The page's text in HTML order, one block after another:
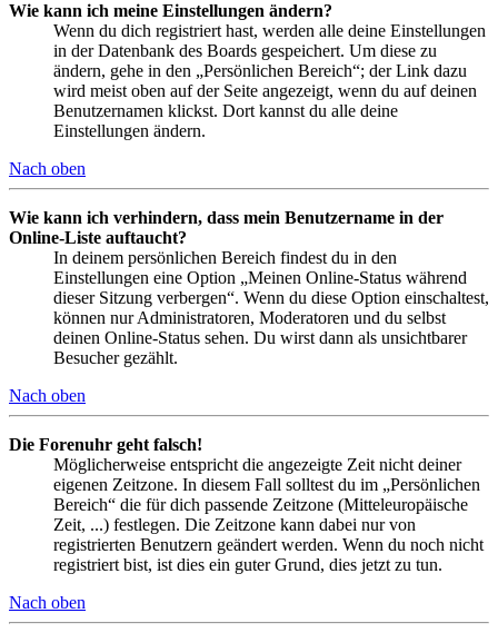
Wie kann ich meine Einstellungen ändern?
Wenn du dich registriert hast, werden alle deine Einstellungen
in der Datenbank des Boards gespeichert. Um diese zu
ändern, gehe in den „Persönlichen Bereich“; der Link dazu
wird meist oben auf der Seite angezeigt, wenn du auf deinen
Benutzernamen klickst. Dort kannst du alle deine
Einstellungen ändern.
Nach oben
Wie kann ich verhindern, dass mein Benutzername in der
Online-Liste auftaucht?
In deinem persönlichen Bereich findest du in den
Einstellungen eine Option „Meinen Online-Status während
dieser Sitzung verbergen“. Wenn du diese Option einschaltest,
können nur Administratoren, Moderatoren und du selbst
deinen Online-Status sehen. Du wirst dann als unsichtbarer
Besucher gezählt.
Nach oben
Die Forenuhr geht falsch!
Möglicherweise entspricht die angezeigte Zeit nicht deiner
eigenen Zeitzone. In diesem Fall solltest du im „Persönlichen
Bereich“ die für dich passende Zeitzone (Mitteleuropäische
Zeit, ...) festlegen. Die Zeitzone kann dabei nur von
registrierten Benutzern geändert werden. Wenn du noch nicht
registriert bist, ist dies ein guter Grund, dies jetzt zu tun.
Nach oben